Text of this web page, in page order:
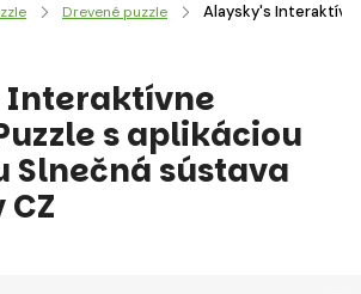
Drevené puzzle Alaysky's
Interaktívne
s aplikáciou
Slnečná sústava
CZ